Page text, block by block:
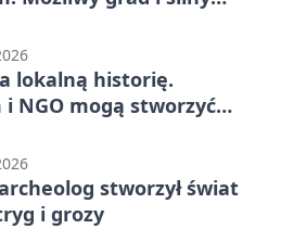
lokalną historię.
NGO mogą stworzyć
stworzył świat
i grozy